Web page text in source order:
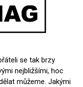
se tak brzy
nejbližšími, hoc
můžeme. Jakými